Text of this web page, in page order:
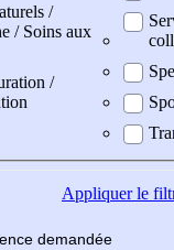
/
/ Soins aux
/
Appliquerle
demandée